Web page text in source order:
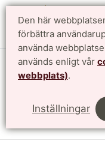
Den här
förbättra
använda
används enligt vår
webbplats).
Inställningar
Institutionen
LTH, Lunds